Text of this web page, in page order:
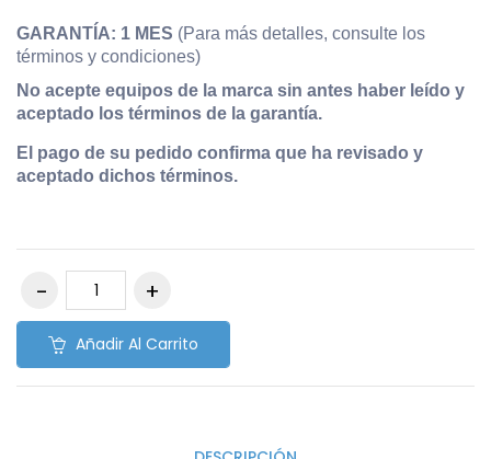
GARANTÍA: 1 MES (Para más detalles, consulte los
términos y condiciones)
No acepte equipos de la marca sin antes haber leído y
aceptado los términos de la garantía.
El pago de su pedido confirma que ha revisado y
aceptado dichos términos.
Añadir Al Carrito